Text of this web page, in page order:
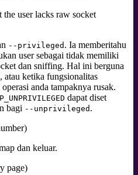
the user lacks raw socket
--privileged . Ia memberitahu
user sebagai tidak memiliki
dan sniffing. Hal ini berguna
atau ketika fungsionalitas
anda tampaknya rusak.
dapat diset
bagi --unprivileged .
dan keluar.
page)